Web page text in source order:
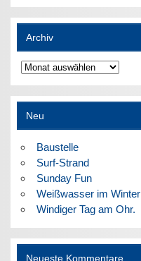
Archiv
Archiv
Neu
Baustelle
Surf-Strand
Sunday Fun
Weißwasser im Winter
Windiger Tag am Ohr.
Neueste Kommentare